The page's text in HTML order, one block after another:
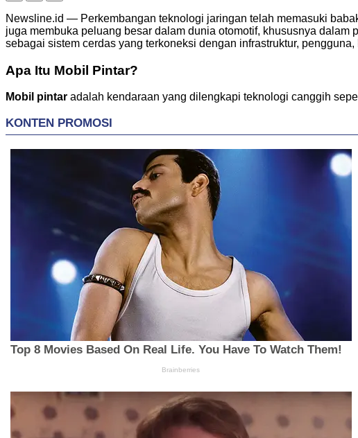
Newsline.id — Perkembangan teknologi jaringan telah memasuki
juga membuka peluang besar dalam dunia otomotif, khususnya dalam
sebagai sistem cerdas yang terkoneksi dengan infrastruktur,
Apa Itu Mobil Pintar?
Mobil pintar adalah kendaraan yang dilengkapi teknologi canggih